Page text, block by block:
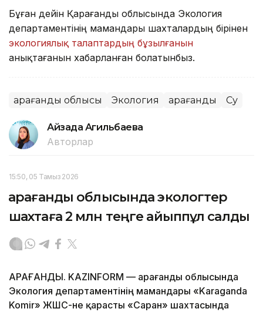
Бұған дейін Қарағанды облысында Экология
департаментінің мамандары шахталардың бірінен
экологиялық талаптардың бұзылғанын
анықтағанын хабарланған болатынбыз.
Қарағанды облысы Экология Қарағанды Су
Айзада Агильбаева
Авторлар
15:50, 05 Тамыз 2026
Қарағанды облысында экологтер
шахтаға 2 млн теңге айыппұл салды
ҚАРАҒАНДЫ. KAZINFORM — Қарағанды облысында
Экология департаментінің мамандары «Karaganda
Komir» ЖШС-не қарасты «Саран» шахтасында